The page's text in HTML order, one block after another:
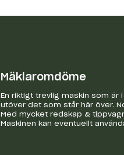
Mäklaromdöme
En riktigt trevlig maskin som är
utöver det som står här över.
Med mycket redskap &
Maskinen kan eventuellt